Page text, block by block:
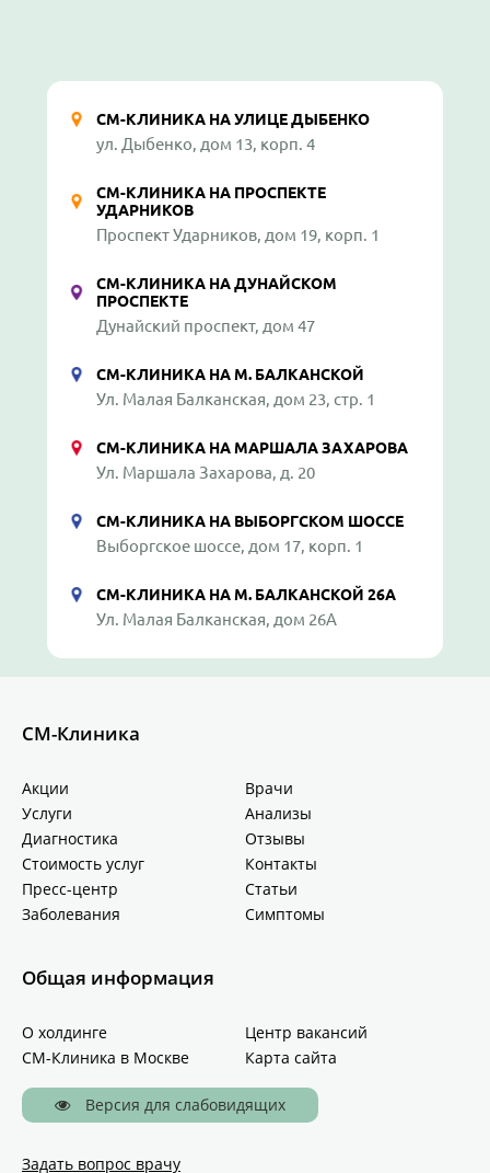
СМ-КЛИНИКА НА УЛИЦЕ ДЫБЕНКО
ул. Дыбенко, дом 13, корп. 4
СМ-КЛИНИКА НА ПРОСПЕКТЕ
УДАРНИКОВ
Проспект Ударников, дом 19, корп. 1
СМ-КЛИНИКА НА ДУНАЙСКОМ
ПРОСПЕКТЕ
Дунайский проспект, дом 47
СМ-КЛИНИКА НА М. БАЛКАНСКОЙ
Ул. Малая Балканская, дом 23, стр. 1
СМ-КЛИНИКА НА МАРШАЛА ЗАХАРОВА
Ул. Маршала Захарова, д. 20
СМ-КЛИНИКА НА ВЫБОРГСКОМ ШОССЕ
Выборгское шоссе, дом 17, корп. 1
СМ-КЛИНИКА НА М. БАЛКАНСКОЙ 26А
Ул. Малая Балканская, дом 26А
СМ-Клиника
Акции
Врачи
Услуги
Анализы
Диагностика
Отзывы
Стоимость услуг
Контакты
Пресс-центр
Статьи
Заболевания
Симптомы
Общая информация
О холдинге
Центр вакансий
СМ-Клиника в Москве
Карта сайта
Версия для слабовидящих
Задать вопрос врачу